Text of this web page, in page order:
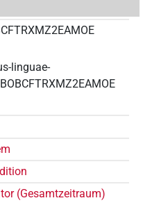
linguae-
(Gesamtzeitraum)